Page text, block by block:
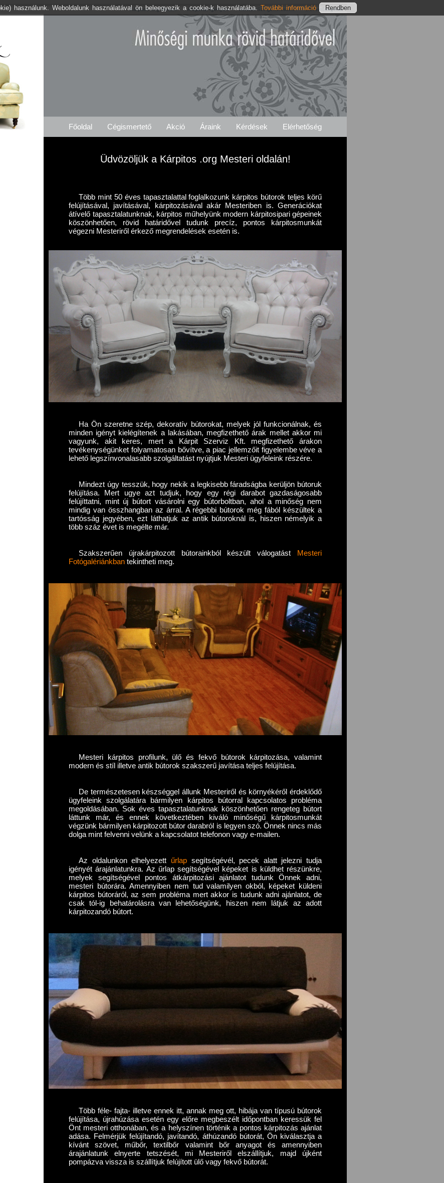
Kárpitos .org Mesteri Árajánlat Igénylés Mesteri Szolgáltatásaink Elérhetőségeink
Főoldal Cégismertető Akció Áraink Kérdések Elérhetőség
Üdvözöljük a Kárpitos .org Mesteri oldalán!
Több mint 50 éves tapasztalattal foglalkozunk kárpitos bútorok teljes körű
felújításával, javításával, kárpitozásával akár Mesteriben is. Generációkat
átívelő tapasztalatunknak, kárpitos műhelyünk modern kárpitosipari gépeinek
köszönhetően, rövid határidővel tudunk precíz, pontos kárpitosmunkát
végezni Mesteriről érkező megrendelések esetén is.
Ha Ön szeretne szép, dekoratív bútorokat, melyek jól funkcionálnak, és
minden igényt kielégítenek a lakásában, megfizethető árak mellet akkor mi
vagyunk, akit keres, mert a Kárpit Szerviz Kft. megfizethető árakon
tevékenységünket folyamatosan bővítve, a piac jellemzőit figyelembe véve a
lehető legszínvonalasabb szolgáltatást nyújtjuk Mesteri ügyfeleink részére.
Mindezt úgy tesszük, hogy nekik a legkisebb fáradságba kerüljön bútoruk
felújítása. Mert ugye azt tudjuk, hogy egy régi darabot gazdaságosabb
felújíttatni, mint új bútort vásárolni egy bútorboltban, ahol a minőség nem
mindig van összhangban az árral. A régebbi bútorok még fából készültek a
tartósság jegyében, ezt láthatjuk az antik bútoroknál is, hiszen némelyik a
több száz évet is megélte már.
Szakszerűen újrakárpitozott bútorainkból készült válogatást Mesteri
Fotógalériánkban tekintheti meg.
Mesteri kárpitos profilunk, ülő és fekvő bútorok kárpitozása, valamint
modern és stíl illetve antik bútorok szakszerű javítása teljes felújítása.
De természetesen készséggel állunk Mesteriről és környékéről érdeklődő
ügyfeleink szolgálatára bármilyen kárpitos bútorral kapcsolatos probléma
megoldásában. Sok éves tapasztalatunknak köszönhetően rengeteg bútort
láttunk már, és ennek következtében kiváló minőségű kárpitosmunkát
végzünk bármilyen kárpitozott bútor darabról is legyen szó. Önnek nincs más
dolga mint felvenni velünk a kapcsolatot telefonon vagy e-mailen.
Az oldalunkon elhelyezett űrlapsegítségévél, pecek alatt jelezni tudja
igényét árajánlatunkra. Az űrlap segítségével képeket is küldhet részünkre,
melyek segítségével pontos átkárpitozási ajánlatot tudunk Önnek adni,
mesteri bútorára. Amennyiben nem tud valamilyen okból, képeket küldeni
kárpitos bútoráról, az sem probléma mert akkor is tudunk adni ajánlatot, de
csak tól-ig behatárolásra van lehetőségünk, hiszen nem látjuk az adott
kárpitozandó bútort.
Több féle- fajta- illetve ennek itt, annak meg ott, hibája van típusú bútorok
felújítása, újrahúzása esetén egy előre megbeszélt időpontban keressük fel
Önt mesteri otthonában, és a helyszínen történik a pontos kárpitozás ajánlat
adása. Felmérjük felújítandó, javítandó, áthúzandó bútorát, Ön kiválasztja a
kívánt szövet, műbőr, textilbőr valamint bőr anyagot és amennyiben
árajánlatunk elnyerte tetszését, mi Mesteriről elszállítjuk, majd újként
pompázva vissza is szállítjuk felújított ülő vagy fekvő bútorát.
használunk. Weboldalunk használatával ön beleegyezik a cookie-k használatába. További információ